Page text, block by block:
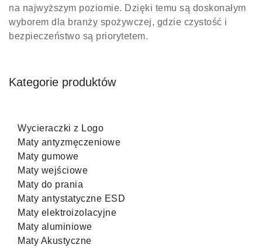
na najwyższym poziomie. Dzięki temu są doskonałym
wyborem dla branży spożywczej, gdzie czystość i
bezpieczeństwo są priorytetem.
Kategorie produktów
Wycieraczki z Logo
Maty antyzmęczeniowe
Maty gumowe
Maty wejściowe
Maty do prania
Maty antystatyczne ESD
Maty elektroizolacyjne
Maty aluminiowe
Maty Akustyczne